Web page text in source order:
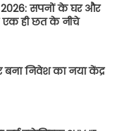
2026: सपनों के घर और
ही छत के नीचे
निवेश का नया केंद्र